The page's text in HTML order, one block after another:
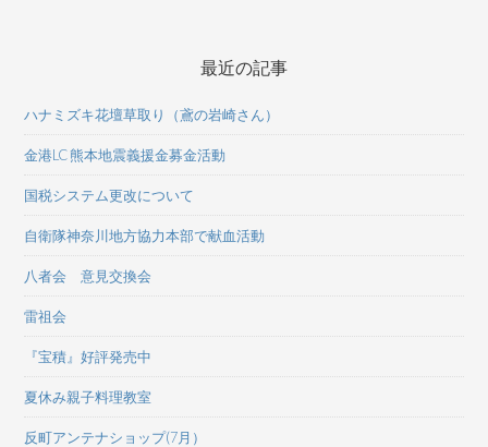
最近の記事
ハナミズキ花壇草取り（鳶の岩崎さん）
金港LC 熊本地震義援金募金活動
国税システム更改について
自衛隊神奈川地方協力本部で献血活動
八者会 意見交換会
雷祖会
『宝積』好評発売中
夏休み親子料理教室
反町アンテナショップ(7月）